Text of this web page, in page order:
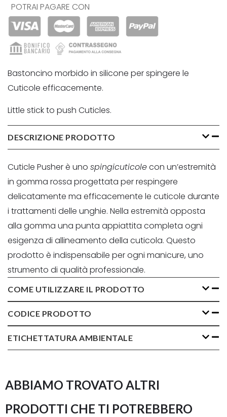
POTRAI PAGARE CON
Bastoncino morbido in silicone per spingere le
Cuticole efficacemente.
Little stick to push Cuticles.
DESCRIZIONE PRODOTTO
Cuticle Pusher è uno spingicuticolecon un’estremità
in gomma rossa progettata per respingere
delicatamente ma efficacemente le cuticole durante
i trattamenti delle unghie. Nella estremità opposta
alla gomma una punta appiattita completa ogni
esigenza di allineamento della cuticola. Questo
prodotto è indispensabile per ogni manicure, uno
strumento di qualità professionale.
COME UTILIZZARE IL PRODOTTO
CODICE PRODOTTO
ETICHETTATURA AMBIENTALE
ABBIAMO TROVATO ALTRI
PRODOTTI CHE TI POTREBBERO